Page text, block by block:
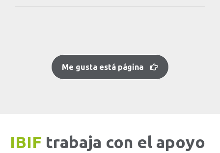
Me gusta está página
IBIF trabaja con el apoyo